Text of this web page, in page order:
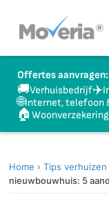
inhoud
springen
Offertes aanvragen:
🚚Verhuisbedrijf✈️
🌐Internet, telefoon
🏠
Home › Tips verhuizen
nieuwbouwhuis: 5